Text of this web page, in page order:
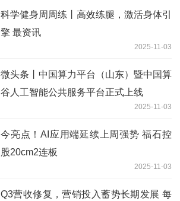
科学健身周周练丨高效练腿，激活身体引
擎 最资讯
2025-11-03
微头条丨中国算力平台（山东）暨中国算
谷人工智能公共服务平台正式上线
2025-11-03
今亮点！AI应用端延续上周强势 福石控
股20cm2连板
2025-11-03
Q3营收修复，营销投入蓄势长期发展 每